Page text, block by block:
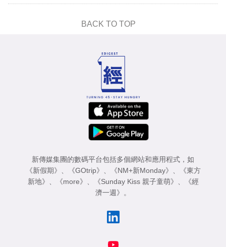
BACK TO TOP
新傳媒集團的數碼平台包括多個網站和應用程式，如
《新假期》 、 《GOtrip》 、 《NM+新Monday》 、
《東方
新地》 、 《more》 、 《Sunday Kiss 親子童萌》 、
《經
濟一週》 。